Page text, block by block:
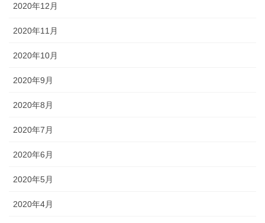
2020年12月
2020年11月
2020年10月
2020年9月
2020年8月
2020年7月
2020年6月
2020年5月
2020年4月